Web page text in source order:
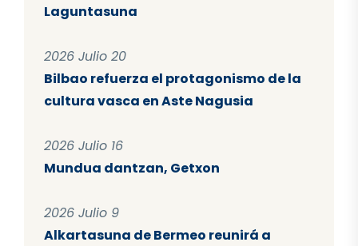
Laguntasuna
2026 Julio 20
Bilbao refuerza el protagonismo de la
cultura vasca en Aste Nagusia
2026 Julio 16
Mundua dantzan, Getxon
2026 Julio 9
Alkartasuna de Bermeo reunirá a